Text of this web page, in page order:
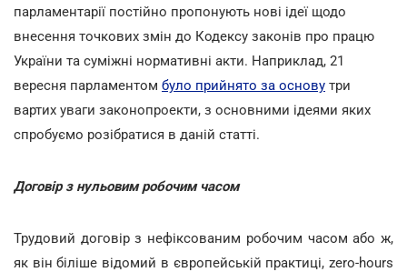
парламентарії постійно пропонують нові ідеї щодо
внесення точкових змін до Кодексу законів про працю
України та суміжні нормативні акти. Наприклад, 21
вересня парламентом було прийнято за основу три
вартих уваги законопроекти, з основними ідеями яких
спробуємо розібратися в даній статті.
Договір з нульовим робочим часом
Трудовий договір з нефіксованим робочим часом або ж,
як він біліше відомий в європейській практиці, zero-hours